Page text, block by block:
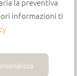
informazioni ti